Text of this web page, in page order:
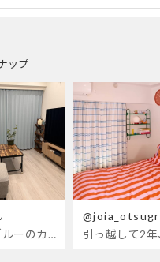
ップ
明るいブルーのカーテンで、部屋全体が明るく。白を基調とした部屋にぴったりです。